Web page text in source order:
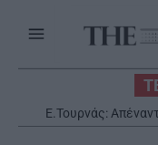
Ε.Τουρνάς: